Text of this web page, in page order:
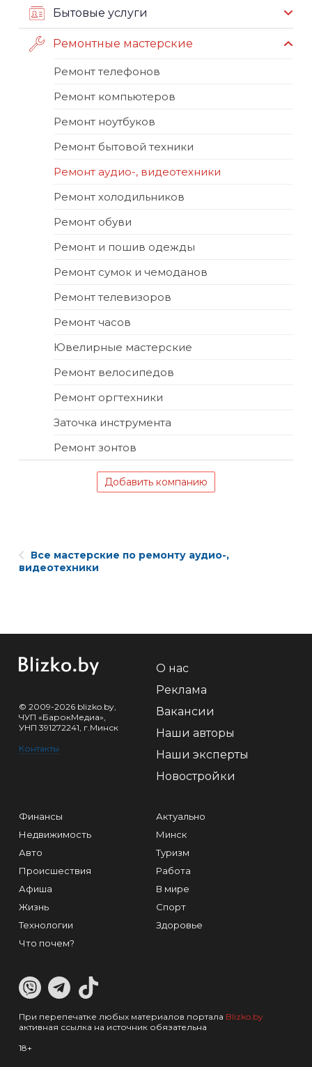
Бытовые услуги
Ремонтные мастерские
Ремонт телефонов
Ремонт компьютеров
Ремонт ноутбуков
Ремонт бытовой техники
Ремонт аудио-, видеотехники
Ремонт холодильников
Ремонт обуви
Ремонт и пошив одежды
Ремонт сумок и чемоданов
Ремонт телевизоров
Ремонт часов
Ювелирные мастерские
Ремонт велосипедов
Ремонт оргтехники
Заточка инструмента
Ремонт зонтов
Добавить компанию
Все мастерские по ремонту аудио-,
видеотехники
© 2009-2026 blizko.by,
ЧУП «БарокМедиа»,
УНП 391272241, г.Минск
Контакты
О нас
Реклама
Вакансии
Наши авторы
Наши эксперты
Новостройки
Финансы
Недвижимость
Авто
Происшествия
Афиша
Жизнь
Технологии
Что почем?
Актуально
Минск
Туризм
Работа
В мире
Спорт
Здоровье
При перепечатке любых материалов портала Blizko.by
активная ссылка на источник обязательна
18+